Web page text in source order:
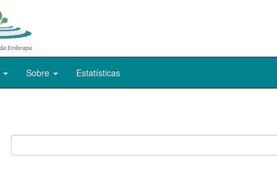
Sobre Estatísticas